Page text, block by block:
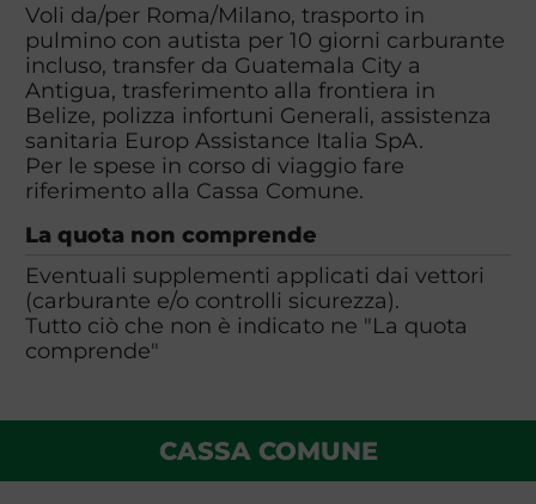
Voli da/per Roma/Milano, trasporto in
pulmino con autista per 10 giorni carburante
incluso, transfer da Guatemala City a
Antigua, trasferimento alla frontiera in
Belize, polizza infortuni Generali, assistenza
sanitaria Europ Assistance Italia SpA.
Per le spese in corso di viaggio fare
riferimento alla Cassa Comune.
La quota non comprende
Eventuali supplementi applicati dai vettori
(carburante e/o controlli sicurezza).
Tutto ciò che non è indicato ne "La quota
comprende"
CASSA COMUNE